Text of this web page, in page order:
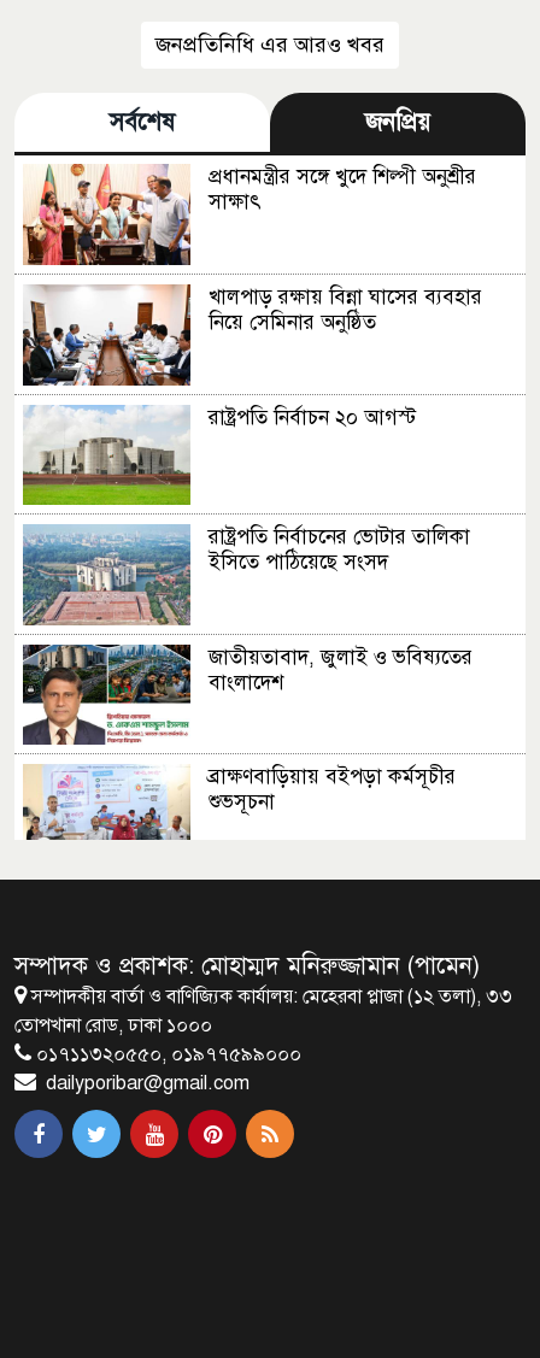
জনপ্রতিনিধি এর আরও খবর
সর্বশেষ জনপ্রিয়
প্রধানমন্ত্রীর সঙ্গে খুদে শিল্পী অনুশ্রীর
সাক্ষাৎ
খালপাড় রক্ষায় বিন্না ঘাসের ব্যবহার
নিয়ে সেমিনার অনুষ্ঠিত
রাষ্ট্রপতি নির্বাচন ২০ আগস্ট
রাষ্ট্রপতি নির্বাচনের ভোটার তালিকা
ইসিতে পাঠিয়েছে সংসদ
জাতীয়তাবাদ, জুলাই ও ভবিষ্যতের
বাংলাদেশ
ব্রাক্ষণবাড়িয়ায় বইপড়া কর্মসূচীর
শুভসূচনা
৪ বিয়ের পর অন্য নারীর ঘরে জামায়াত
সমর্থক!
প্রধানমন্ত্রীর সঙ্গে সাক্ষাৎ সৌদি আরবের
উপ পররাষ্ট্রমন্ত্রীর
সম্পাদক ও প্রকাশক: মোহাম্মদ মনিরুজ্জামান (পামেন)
সম্পাদকীয় বার্তা ও বাণিজ্যিক কার্যালয়: মেহেরবা প্লাজা (১২ তলা), ৩৩
তোপখানা রোড, ঢাকা ১০০০
০১৭১১৩২০৫৫০, ০১৯৭৭৫৯৯০০০
dailyporibar@gmail.com